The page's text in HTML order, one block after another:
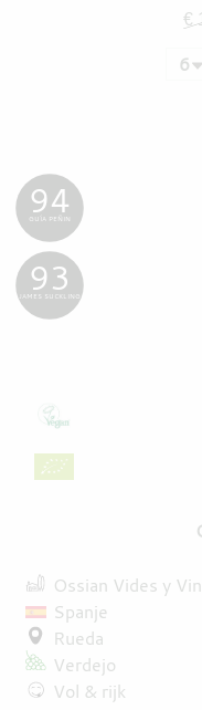
€
94
GUÍA PEÑIN
93
JAMES SUCKLING
Ossian Vides y
Spanje
Rueda
Verdejo
Vol & rijk